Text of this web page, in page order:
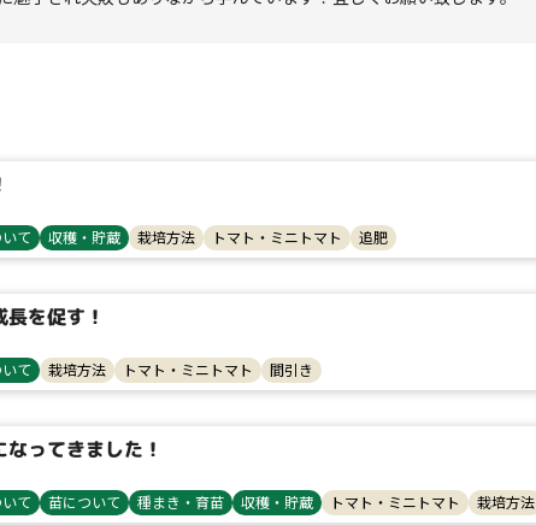
大テーマ
コンテスト
て 収穫・貯蔵 栽培方法 トマト・ミニトマト 追肥
を促す！
て 栽培方法 トマト・ミニトマト 間引き
ってきました！
て 苗について 種まき・育苗 収穫・貯蔵 トマト・ミニトマト 栽培方法